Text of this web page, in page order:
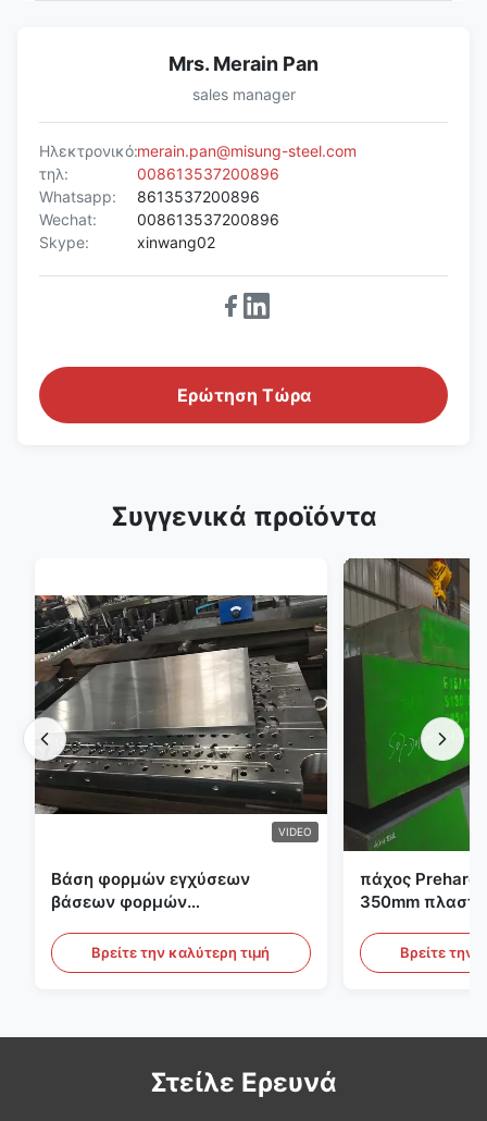
Mrs. Merain Pan
sales manager
Ηλεκτρονικό:merain.pan@misung-steel.com
τηλ:
008613537200896
Whatsapp:
8613537200896
Wechat:
008613537200896
Skype:
xinwang02
Ερώτηση Τώρα
Συγγενικά προϊόντα
VIDEO
Βάση φορμών εγχύσεων
βάσεων φορμών
PET
Βρείτε την καλύτερη τιμή
πάχος
350mm
Βρείτε την
Στείλε Ερευνά